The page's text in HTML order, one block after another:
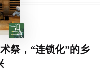
祭，“连锁化”的乡